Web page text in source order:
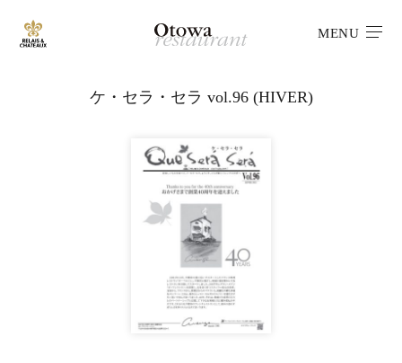
MENU
ケ・セラ・セラ vol.96 (HIVER)